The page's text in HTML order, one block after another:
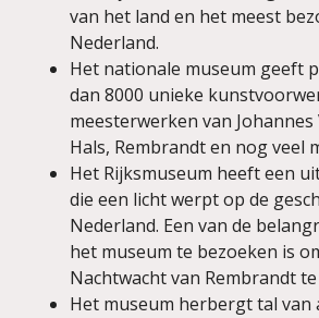
van het land en het meest
Nederland.
Het nationale museum geeft
dan 8000 unieke
meesterwerken van Johannes
Hals, Rembrandt en nog veel
Het Rijksmuseum heeft een
die een licht werpt op de
Nederland. Een van de
het museum te bezoeken is
Nachtwacht van Rembrandt te
Het museum herbergt tal van